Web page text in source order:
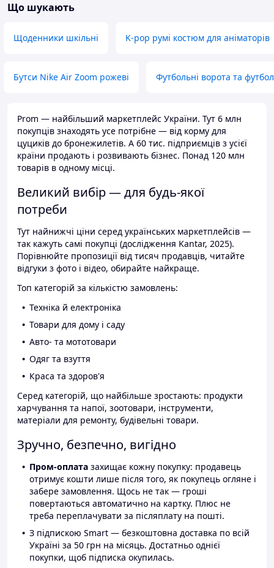
Що шукають
Щоденники шкільні K-pop румі костюм для аніматорів
Бутси Nike Air Zoom рожеві Футбольні ворота та
Prom — найбільший маркетплейс України. Тут 6 млн
покупців знаходять усе потрібне — від корму для
цуциків до бронежилетів. А 60 тис. підприємців з усієї
країни продають і розвивають бізнес. Понад 120 млн
товарів в одному місці.
Великий вибір — для будь-якої
потреби
Тут найнижчі ціни серед українських маркетплейсів —
так кажуть самі покупці (дослідження Kantar, 2025).
Порівнюйте пропозиції від тисяч продавців, читайте
відгуки з фото і відео, обирайте найкраще.
Топ категорій за кількістю замовлень:
Техніка й електроніка
Товари для дому і саду
Авто- та мототовари
Одяг та взуття
Краса та здоров'я
Серед категорій, що найбільше зростають: продукти
харчування та напої, зоотовари, інструменти,
матеріали для ремонту, будівельні товари.
Зручно, безпечно, вигідно
Пром-оплата захищає кожну покупку: продавець
отримує кошти лише після того, як покупець огляне і
забере замовлення. Щось не так — гроші
повертаються автоматично на картку. Плюс не
треба переплачувати за післяплату на пошті.
З підпискою Smart — безкоштовна доставка по всій
Україні за 50 грн на місяць. Достатньо однієї
покупки, щоб підписка окупилась.